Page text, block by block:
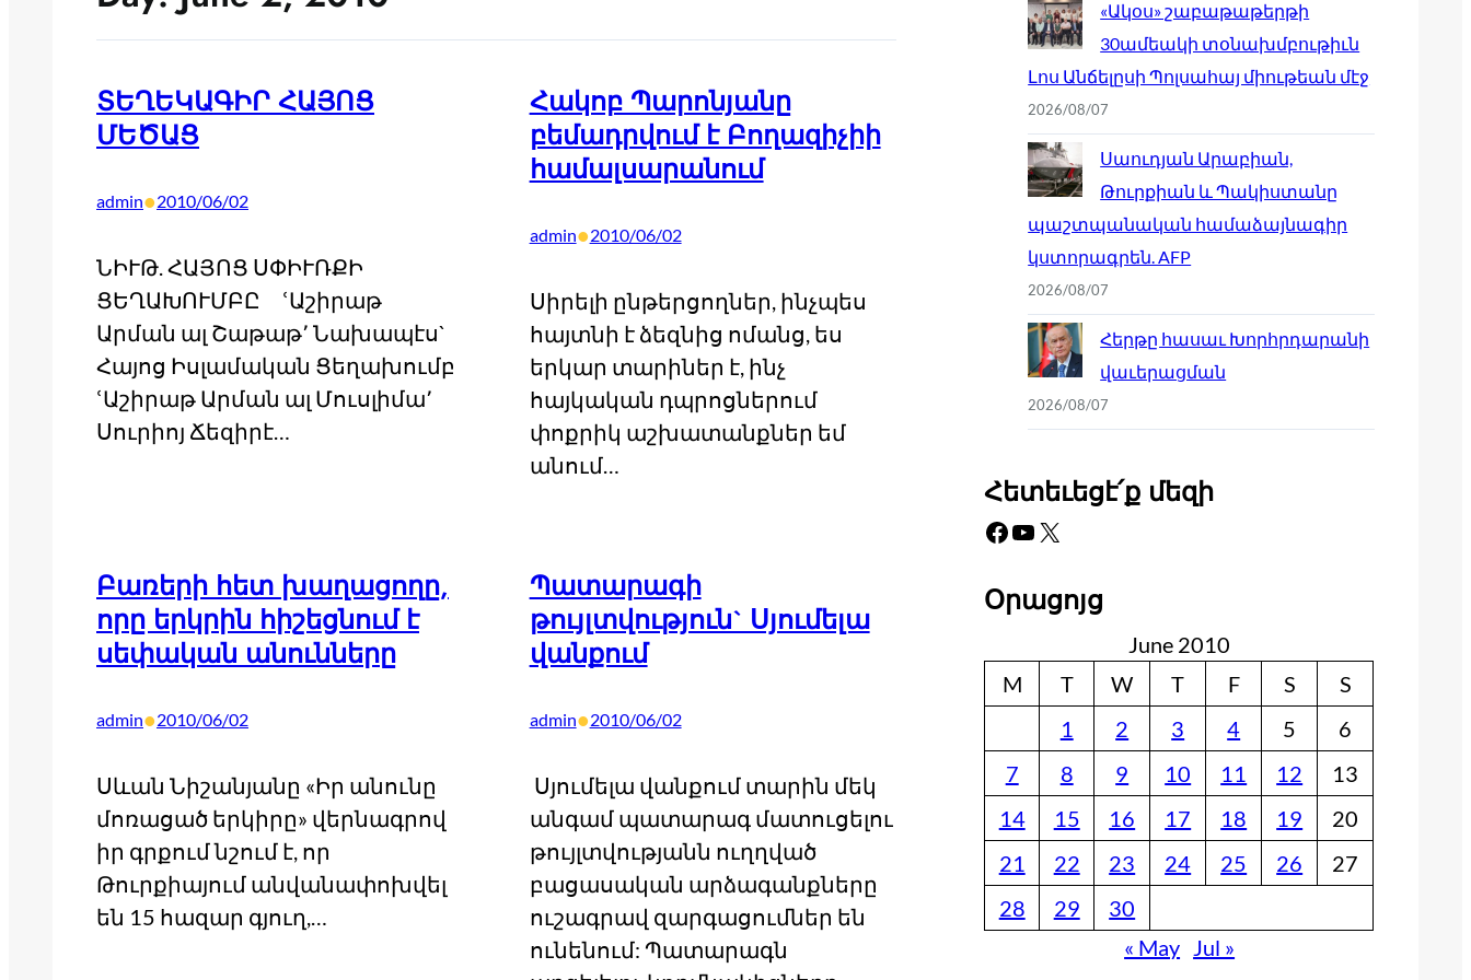
ՏԵՂԵԿԱԳԻՐ ՀԱՅՈՑ
ՄԵԾԱՑ
admin•2010/06/02
ՆԻՒԹ. ՀԱՅՈՑ ՍՓԻՒՌՔԻ
ՑԵՂԱԽՈՒՄԲԸ ՙԱշիրաթ
Արման ալ Շաթաթ՚ Նախապէս`
Հայոց Իսլամական Ցեղախումբ
ՙԱշիրաթ Արման ալ Մուսլիմա՚
Սուրիոյ Ճեզիրէ…
Հակոբ Պարոնյանը
բեմադրվում է Բողազիչիի
համալսարանում
admin•2010/06/02
Սիրելի ընթերցողներ, ինչպես
հայտնի է ձեզնից ոմանց, ես
երկար տարիներ է, ինչ
հայկական դպրոցներում
փոքրիկ աշխատանքներ եմ
անում…
Բառերի հետ խաղացողը,
որը երկրին հիշեցնում է
սեփական անունները
admin•2010/06/02
Սևան Նիշանյանը «Իր անունը
մոռացած երկիրը» վերնագրով
իր գրքում նշում է, որ
Թուրքիայում անվանափոխվել
են 15 հազար գյուղ,…
Պատարագի
թույլտվություն` Սյումելա
վանքում
admin•2010/06/02
Սյումելա վանքում տարին մեկ
անգամ պատարագ մատուցելու
թույլտվությանն ուղղված
բացասական արձագանքները
ուշագրավ զարգացումներ են
ունենում: Պատարագն
«Ակօս» շաբաթաթերթի
30ամեակի տօնախմբութիւն
Լոս Անճելըսի Պոլսահայ միութեան մէջ
2026/08/07
Սաուդյան Արաբիան,
Թուրքիան և Պակիստանը
պաշտպանական համաձայնագիր
կստորագրեն. AFP
2026/08/07
Հերթը հասաւ Խորհրդարանի
վաւերացման
2026/08/07
Հետեւեցէ՛ք մեզի
Facebook YouTube X
Օրացոյց
June 2010
M
T W T F S
S
1
2 3 4 5
6
7
8 9 10 11 12
13
14
15 16 17 18 19
20
21
22 23 24 25 26
27
28
29
30
« May
Jul »